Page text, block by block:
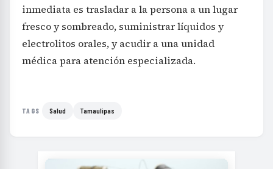
inmediata es trasladar a la persona a un lugar
fresco y sombreado, suministrar líquidos y
electrolitos orales, y acudir a una unidad
médica para atención especializada.
TAGS Salud Tamaulipas